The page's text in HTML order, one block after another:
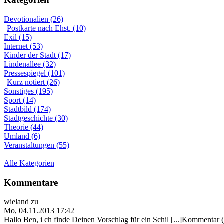
Devotionalien (26)
Postkarte nach Ehst. (10)
Exil (15)
Internet (53)
Kinder der Stadt (17)
Lindenallee (32)
Pressespiegel (101)
Kurz notiert (26)
Sonstiges (195)
Sport (14)
Stadtbild (174)
Stadtgeschichte (30)
Theorie (44)
Umland (6)
Veranstaltungen (55)
Alle Kategorien
Kommentare
wieland zu
Mo, 04.11.2013 17:42
Hallo Ben, i ch finde Deinen Vorschlag für ein Schil [...]Kommentar